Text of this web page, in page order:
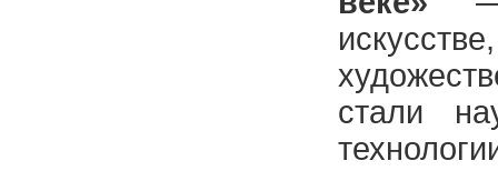
стали